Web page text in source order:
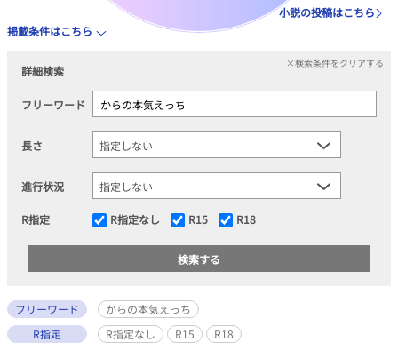
小説の投稿はこちら
掲載条件はこちら
詳細検索
×検索条件をクリアする
フリーワード
長さ
進行状況
R指定 R指定なし R15 R18
フリーワード
からの本気えっち
R指定
R指定なし R15 R18